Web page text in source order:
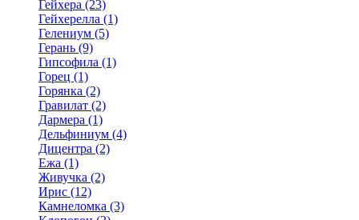
Гейхера (23)
Гейхерелла (1)
Гелениум (5)
Герань (9)
Гипсофила (1)
Горец (1)
Горянка (2)
Гравилат (2)
Дармера (1)
Дельфиниум (4)
Дицентра (2)
Ежа (1)
Живучка (2)
Ирис (12)
Камнеломка (3)